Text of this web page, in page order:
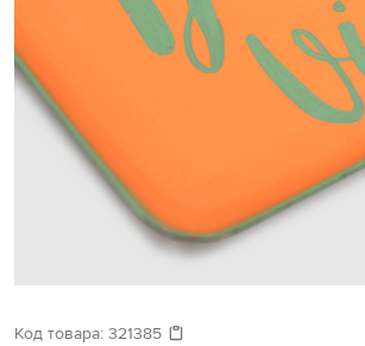
Код товара: 321385